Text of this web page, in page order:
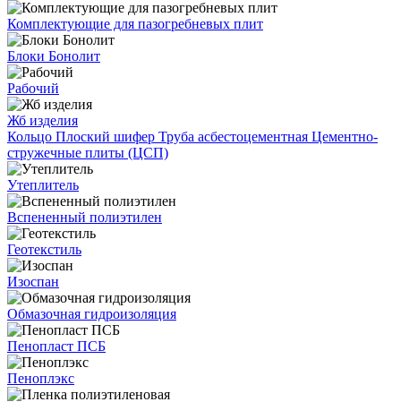
Комплектующие для пазогребневых плит
Блоки Бонолит
Рабочий
Жб изделия
Кольцо Плоский шифер Труба асбестоцементная Цементно-
стружечные плиты (ЦСП)
Утеплитель
Вспененный полиэтилен
Геотекстиль
Изоспан
Обмазочная гидроизоляция
Пенопласт ПСБ
Пеноплэкс